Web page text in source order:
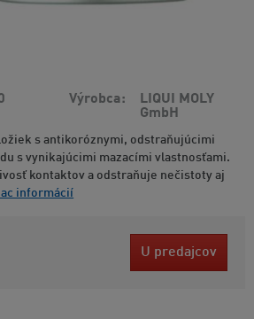
Výrobca
LIQUI MOLY
GmbH
s antikoróznymi, odstraňujúcimi
s vynikajúcimi mazacími vlastnosťami.
kontaktov a odstraňuje nečistoty aj
informácií
U predajcov